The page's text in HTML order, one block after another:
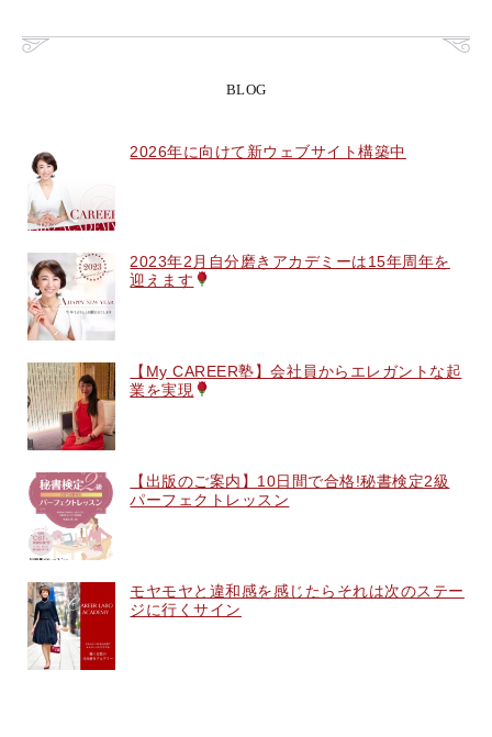
BLOG
2026年に向けて新ウェブサイト構築中
2023年2月自分磨きアカデミーは15年周年を
迎えます
【My CAREER塾】会社員からエレガントな起
業を実現
【出版のご案内】10日間で合格!秘書検定2級
パーフェクトレッスン
モヤモヤと違和感を感じたらそれは次のステー
ジに行くサイン